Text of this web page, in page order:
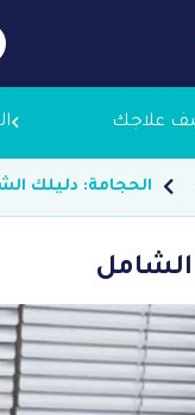
علاجك
الحجامة: دليلك
الشامل